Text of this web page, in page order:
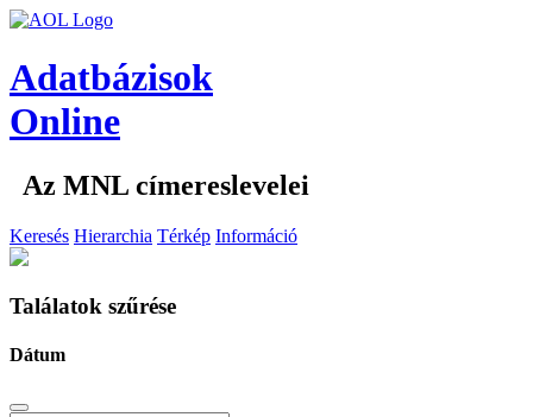
Adatbázisok
Online
Az MNL címereslevelei
Keresés Hierarchia Térkép Információ
Találatok szűrése
Dátum